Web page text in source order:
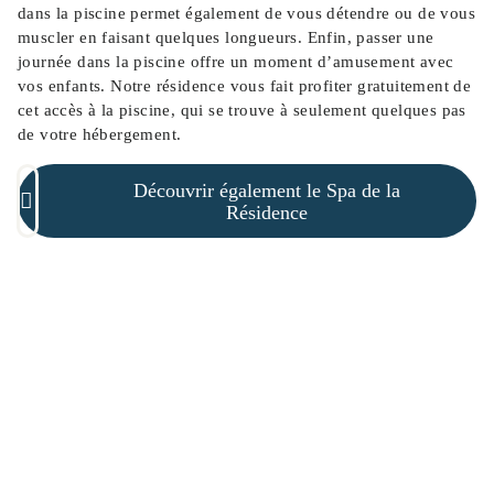
dans la piscine permet également de vous détendre ou de vous
muscler en faisant quelques longueurs. Enfin, passer une
journée dans la piscine offre un moment d’amusement avec
vos enfants. Notre résidence vous fait profiter gratuitement de
cet accès à la piscine, qui se trouve à seulement quelques pas
de votre hébergement.
Découvrir également le Spa de la
Résidence